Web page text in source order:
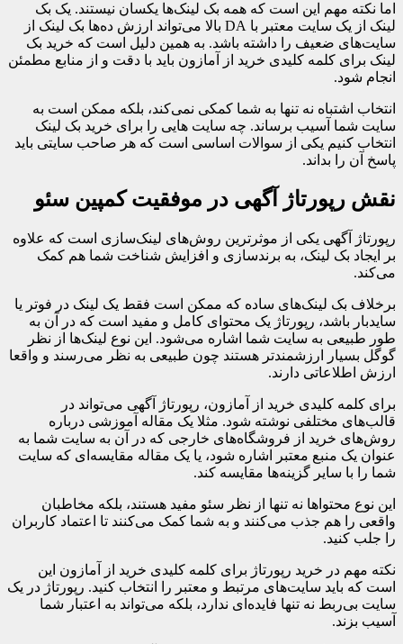
اما نکته مهم این است که همه بک لینک‌ها یکسان نیستند. یک بک
لینک از یک سایت معتبر با DA بالا می‌تواند ارزش ده‌ها بک لینک از
سایت‌های ضعیف را داشته باشد. به همین دلیل است که خرید بک
لینک برای کلمه کلیدی خرید از آمازون باید با دقت و از منابع مطمئن
انجام شود.
انتخاب اشتباه نه تنها به شما کمکی نمی‌کند، بلکه ممکن است به
سایت شما آسیب برساند. چه سایت هایی را برای خرید بک لینک
انتخاب کنیم یکی از سوالات اساسی است که هر صاحب سایتی باید
پاسخ آن را بداند.
نقش رپورتاژ آگهی در موفقیت کمپین سئو
رپورتاژ آگهی یکی از موثرترین روش‌های لینک‌سازی است که علاوه
بر ایجاد بک لینک، به برندسازی و افزایش شناخت شما هم کمک
می‌کند.
برخلاف بک لینک‌های ساده که ممکن است فقط یک لینک در فوتر یا
سایدبار باشد، رپورتاژ یک محتوای کامل و مفید است که در آن به
طور طبیعی به سایت شما اشاره می‌شود. این نوع لینک‌ها از نظر
گوگل بسیار ارزشمندتر هستند چون طبیعی به نظر می‌رسند و واقعا
ارزش اطلاعاتی دارند.
برای کلمه کلیدی خرید از آمازون، رپورتاژ آگهی می‌تواند در
قالب‌های مختلفی نوشته شود. مثلا یک مقاله آموزشی درباره
روش‌های خرید از فروشگاه‌های خارجی که در آن به سایت شما به
عنوان یک منبع معتبر اشاره شود، یا یک مقاله مقایسه‌ای که سایت
شما را با سایر گزینه‌ها مقایسه کند.
این نوع محتواها نه تنها از نظر سئو مفید هستند، بلکه مخاطبان
واقعی را هم جذب می‌کنند و به شما کمک می‌کنند تا اعتماد کاربران
را جلب کنید.
نکته مهم در خرید رپورتاژ برای کلمه کلیدی خرید از آمازون این
است که باید سایت‌های مرتبط و معتبر را انتخاب کنید. رپورتاژ در یک
سایت بی‌ربط نه تنها فایده‌ای ندارد، بلکه می‌تواند به اعتبار شما
آسیب بزند.